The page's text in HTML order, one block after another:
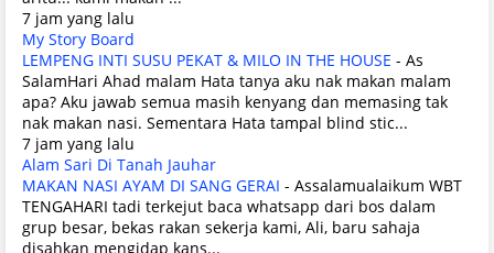
7 jam yang lalu
My Story Board
LEMPENG INTI SUSU PEKAT & MILO IN THE HOUSE - As
SalamHari Ahad malam Hata tanya aku nak makan malam
apa? Aku jawab semua masih kenyang dan memasing tak
nak makan nasi. Sementara Hata tampal blind stic...
7 jam yang lalu
Alam Sari Di Tanah Jauhar
MAKAN NASI AYAM DI SANG GERAI - Assalamualaikum WBT
TENGAHARI tadi terkejut baca whatsapp dari bos dalam
grup besar, bekas rakan sekerja kami, Ali, baru sahaja
disahkan mengidap kans...